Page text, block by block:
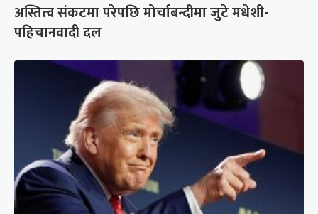
अस्तित्व संकटमा परेपछि मोर्चाबन्दीमा जुटे मधेशी-
पहिचानवादी दल